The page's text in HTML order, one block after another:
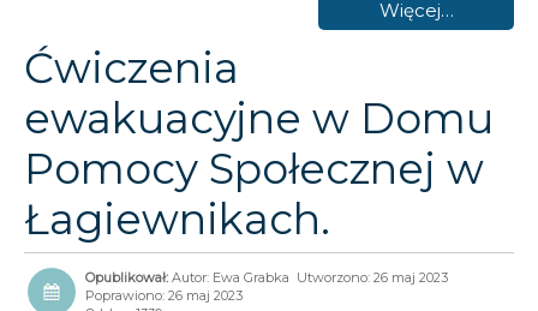
Więcej…
Ćwiczenia
ewakuacyjne w Domu
Pomocy Społecznej w
Łagiewnikach.
Autor: Ewa Grabka Utworzono: 26 maj 2023
Poprawiono: 26 maj 2023